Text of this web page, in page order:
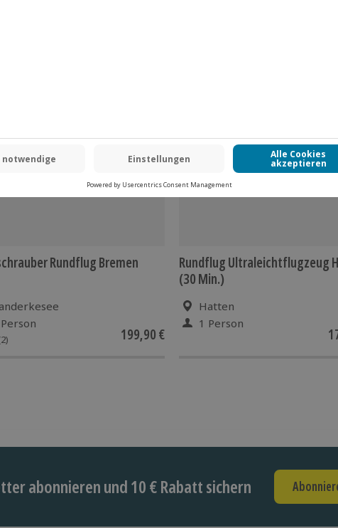
Rundflug Bremen
199,90 €
Rundflug Ultraleichtflugzeug
(30 Min.)
Hatten
1 Person
abonnieren und 10 € Rabatt sichern